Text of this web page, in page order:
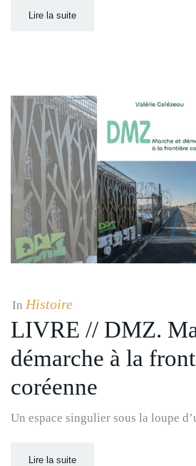
Lire la suite
In Histoire
LIVRE // DMZ.
démarche à la
coréenne
Un espace singulier sous la loupe
Lire la suite